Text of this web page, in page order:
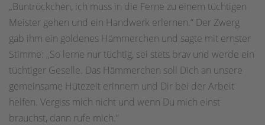
„Buntröckchen, ich muss in die Ferne zu einem tüchtigen
Meister gehen und ein Handwerk erlernen.“ Der Zwerg
gab ihm ein goldenes Hämmerchen und sagte mit ernster
Stimme: „So lerne nur tüchtig, sei stets brav und werde ein
tüchtiger Geselle. Das Hämmerchen soll Dich an unsere
gemeinsame Hütezeit erinnern und Dir bei der Arbeit
helfen. Vergiss mich nicht und wenn Du mich einst
brauchst, dann rufe mich.“